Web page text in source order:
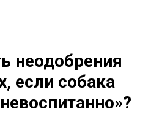
неодобрения
если собака